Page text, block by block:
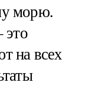
морю.
это
на всех